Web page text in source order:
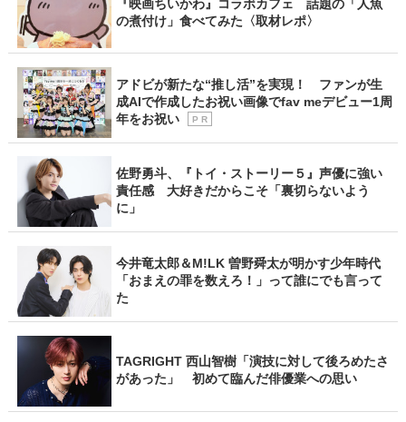
『映画ちいかわ』コラボカフェ 話題の「人魚
の煮付け」食べてみた〈取材レポ〉
アドビが新たな“推し活”を実現！ ファンが生
成AIで作成したお祝い画像でfav meデビュー1周
年をお祝い
P R
佐野勇斗、『トイ・ストーリー５』声優に強い
責任感 大好きだからこそ「裏切らないよう
に」
今井竜太郎＆M!LK 曽野舜太が明かす少年時代
「おまえの罪を数えろ！」って誰にでも言って
た
TAGRIGHT 西山智樹「演技に対して後ろめたさ
があった」 初めて臨んだ俳優業への思い